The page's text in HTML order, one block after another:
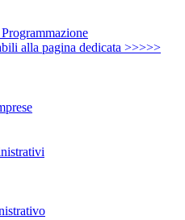
alla pagina dedicata >>>>>